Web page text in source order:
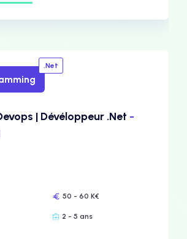
.Net
| Dévéloppeur .Net -
50 - 60 K€
2 - 5 ans